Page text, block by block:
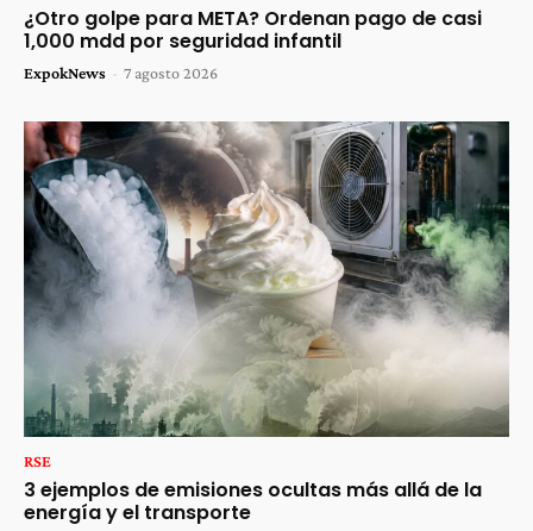
¿Otro golpe para META? Ordenan pago de casi
1,000 mdd por seguridad infantil
ExpokNews - 7 agosto 2026
RSE
3 ejemplos de emisiones ocultas más allá de la
energía y el transporte